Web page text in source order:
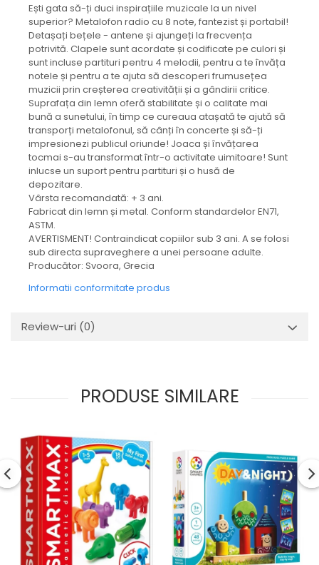
Ești gata să-ți duci inspirațiile muzicale la un nivel
superior? Metalofon radio cu 8 note, fantezist și portabil!
Detașați bețele - antene și ajungeți la frecvența
potrivită. Clapele sunt acordate și codificate pe culori și
sunt incluse partituri pentru 4 melodii, pentru a te învăța
notele și pentru a te ajuta să descoperi frumusețea
muzicii prin creșterea creativității și a gândirii critice.
Suprafața din lemn oferă stabilitate și o calitate mai
bună a sunetului, în timp ce cureaua atașată te ajută să
transporți metalofonul, să cânți în concerte și să-ți
impresionezi publicul oriunde! Joaca și învățarea
tocmai s-au transformat într-o activitate uimitoare! Sunt
inlucse un suport pentru partituri și o husă de
depozitare.
Vârsta recomandată: + 3 ani.
Fabricat din lemn și metal. Conform standardelor EN71,
ASTM.
AVERTISMENT! Contraindicat copiilor sub 3 ani. A se folosi
sub directa supraveghere a unei persoane adulte.
Producător: Svoora, Grecia
Informatii conformitate produs
Review-uri (0)
PRODUSE SIMILARE